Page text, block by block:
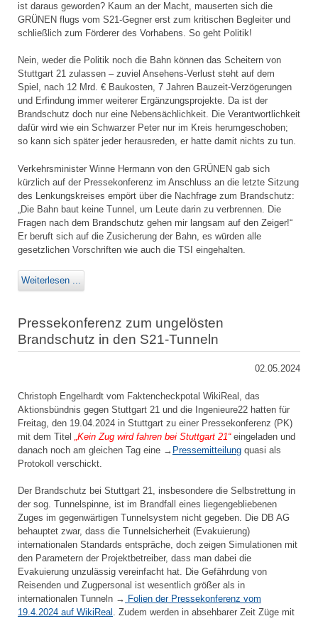
ist daraus geworden? Kaum an der Macht, mauserten sich die
GRÜNEN flugs vom S21-Gegner erst zum kritischen Begleiter und
schließlich zum Förderer des Vorhabens. So geht Politik!
Nein, weder die Politik noch die Bahn können das Scheitern von
Stuttgart 21 zulassen – zuviel Ansehens-Verlust steht auf dem
Spiel, nach 12 Mrd. € Baukosten, 7 Jahren Bauzeit-Verzögerungen
und Erfindung immer weiterer Ergänzungsprojekte. Da ist der
Brandschutz doch nur eine Nebensächlichkeit. Die Verantwortlichkeit
dafür wird wie ein Schwarzer Peter nur im Kreis herumgeschoben;
so kann sich später jeder herausreden, er hatte damit nichts zu tun.
Verkehrsminister Winne Hermann von den GRÜNEN gab sich
kürzlich auf der Pressekonferenz im Anschluss an die letzte Sitzung
des Lenkungskreises empört über die Nachfrage zum Brandschutz:
„Die Bahn baut keine Tunnel, um Leute darin zu verbrennen. Die
Fragen nach dem Brandschutz gehen mir langsam auf den Zeiger!“
Er beruft sich auf die Zusicherung der Bahn, es würden alle
gesetzlichen Vorschriften wie auch die TSI eingehalten.
Weiterlesen ...
Pressekonferenz zum ungelösten
Brandschutz in den S21-Tunneln
02.05.2024
Christoph Engelhardt vom Faktencheckpotal WikiReal, das
Aktionsbündnis gegen Stuttgart 21 und die Ingenieure22 hatten für
Freitag, den 19.04.2024 in Stuttgart zu einer Pressekonferenz (PK)
mit dem Titel „Kein Zug wird fahren bei Stuttgart 21“eingeladen und
danach noch am gleichen Tag eine → Pressemitteilung quasi als
Protokoll verschickt.
Der Brandschutz bei Stuttgart 21, insbesondere die Selbstrettung in
der sog. Tunnelspinne, ist im Brandfall eines liegengebliebenen
Zuges im gegenwärtigen Tunnelsystem nicht gegeben. Die DB AG
behauptet zwar, dass die Tunnelsicherheit (Evakuierung)
internationalen Standards entspräche, doch zeigen Simulationen mit
den Parametern der Projektbetreiber, dass man dabei die
Evakuierung unzulässig vereinfacht hat. Die Gefährdung von
Reisenden und Zugpersonal ist wesentlich größer als in
internationalen Tunneln → Folien der Pressekonferenz vom
19.4.2024 auf WikiReal . Zudem werden in absehbarer Zeit Züge mit